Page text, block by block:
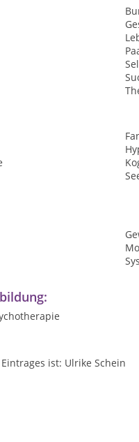
ist: Ulrike Schein